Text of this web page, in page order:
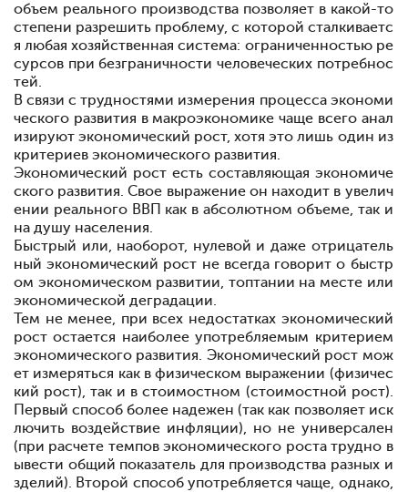
объем реального производства позволяет в какой-то
степени разрешить проблему, с которой сталкиваетс
я любая хозяйственная система: ограниченностью ре
сурсов при безграничности человеческих потребнос
тей.
В связи с трудностями измерения процесса экономи
ческого развития в макроэкономике чаще всего анал
изируют экономический рост, хотя это лишь один из
критериев экономического развития.
Экономический рост есть составляющая экономиче
ского развития. Свое выражение он находит в увелич
ении реального ВВП как в абсолютном объеме, так и
на душу населения.
Быстрый или, наоборот, нулевой и даже отрицатель
ный экономический рост не всегда говорит о быстр
ом экономическом развитии, топтании на месте или
экономической деградации.
Тем не менее, при всех недостатках экономический
рост остается наиболее употребляемым критерием
экономического развития. Экономический рост мож
ет измеряться как в физическом выражении (физичес
кий рост), так и в стоимостном (стоимостной рост).
Первый способ более надежен (так как позволяет иск
лючить воздействие инфляции), но не универсален
(при расчете темпов экономического роста трудно в
ывести общий показатель для производства разных и
зделий). Второй способ употребляется чаще, однако,